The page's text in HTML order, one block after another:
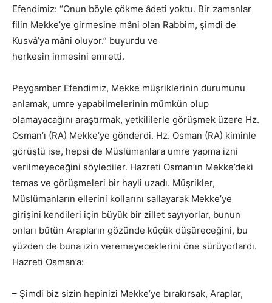
Efendimiz: “Onun böyle çökme âdeti yoktu. Bir zamanlar
filin Mekke’ye girmesine mâni olan Rabbim, şimdi de
Kusvâ’ya mâni oluyor.” buyurdu ve
herkesin inmesini emretti.
Peygamber Efendimiz, Mekke müşriklerinin durumunu
anlamak, umre yapabilmelerinin mümkün olup
olamayacağını araştırmak, yetkililerle görüşmek üzere Hz.
Osman’ı (RA) Mekke’ye gönderdi. Hz. Osman (RA) kiminle
görüştü ise, hepsi de Müslümanlara umre yapma izni
verilmeyeceğini söylediler. Hazreti Osman’ın Mekke’deki
temas ve görüşmeleri bir hayli uzadı. Müşrikler,
Müslümanların ellerini kollarını sallayarak Mekke’ye
girişini kendileri için büyük bir zillet sayıyorlar, bunun
onları bütün Arapların gözünde küçük düşüreceğini, bu
yüzden de buna izin veremeyeceklerini öne sürüyorlardı.
Hazreti Osman’a:
– Şimdi biz sizin hepinizi Mekke’ye bırakırsak, Araplar,